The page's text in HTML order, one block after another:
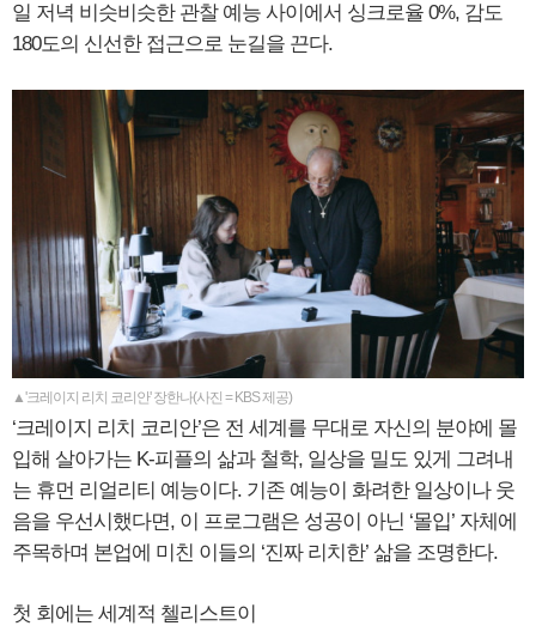
일 저녁 비슷비슷한 관찰 예능 사이에서 싱크로율 0%, 감도
180도의 신선한 접근으로 눈길을 끈다.
▲'크레이지 리치 코리안' 장한나(사진 = KBS 제공)
‘크레이지 리치 코리안’은 전 세계를 무대로 자신의 분야에 몰
입해 살아가는 K-피플의 삶과 철학, 일상을 밀도 있게 그려내
는 휴먼 리얼리티 예능이다. 기존 예능이 화려한 일상이나 웃
음을 우선시했다면, 이 프로그램은 성공이 아닌 ‘몰입’ 자체에
주목하며 본업에 미친 이들의 ‘진짜 리치한’ 삶을 조명한다.
첫 회에는 세계적 첼리스트이